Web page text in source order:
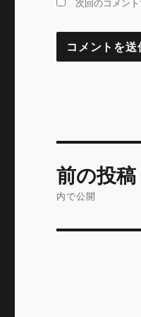
次回のコメン
稿
前の投稿
内で公開